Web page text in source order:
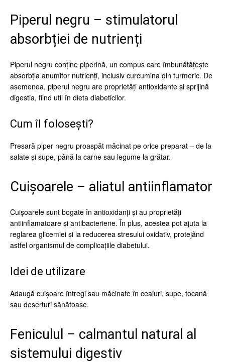
Piperul negru – stimulatorul
absorbției de nutrienți
Piperul negru conține piperină, un compus care îmbunătățește
absorbția anumitor nutrienți, inclusiv curcumina din turmeric. De
asemenea, piperul negru are proprietăți antioxidante și sprijină
digestia, fiind util în dieta diabeticilor.
Cum îl folosești?
Presară piper negru proaspăt măcinat pe orice preparat – de la
salate și supe, până la carne sau legume la grătar.
Cuișoarele – aliatul antiinflamator
Cuișoarele sunt bogate în antioxidanți și au proprietăți
antiinflamatoare și antibacteriene. În plus, acestea pot ajuta la
reglarea glicemiei și la reducerea stresului oxidativ, protejând
astfel organismul de complicațiile diabetului.
Idei de utilizare
Adaugă cuișoare întregi sau măcinate în ceaiuri, supe, tocană
sau deserturi sănătoase.
Feniculul – calmantul natural al
sistemului digestiv